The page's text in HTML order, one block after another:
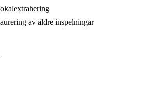
av äldre inspelningar